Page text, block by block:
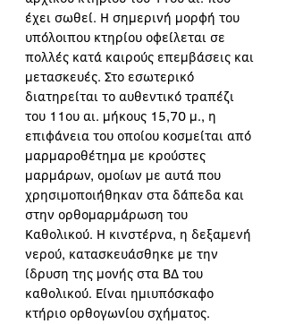
έχει σωθεί. Η σημερινή μορφή του
υπόλοιπου κτηρίου οφείλεται σε
πολλές κατά καιρούς επεμβάσεις και
μετασκευές. Στο εσωτερικό
διατηρείται το αυθεντικό τραπέζι
του 11ου αι. μήκους 15,70 μ., η
επιφάνεια του οποίου κοσμείται από
μαρμαροθέτημα με κρούστες
μαρμάρων, ομοίων με αυτά που
χρησιμοποιήθηκαν στα δάπεδα και
στην ορθομαρμάρωση του
Καθολικού. Η κινστέρνα, η δεξαμενή
νερού, κατασκευάσθηκε με την
ίδρυση της μονής στα ΒΔ του
καθολικού. Είναι ημιυπόσκαφο
κτήριο ορθογωνίου σχήματος.